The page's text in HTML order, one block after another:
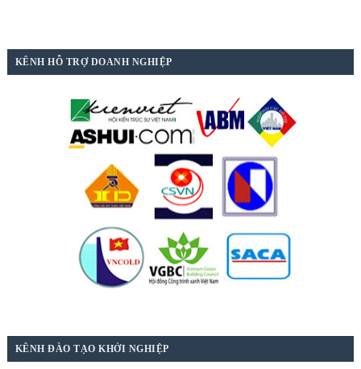
KÊNH HỖ TRỢ DOANH NGHIỆP
KÊNH ĐÀO TẠO KHỞI NGHIỆP